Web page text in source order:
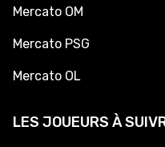
Mercato OM
Mercato PSG
Mercato OL
LES JOUEURS À